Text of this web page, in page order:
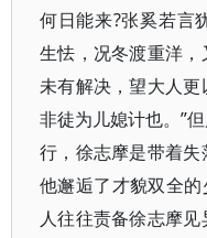
何日能来?张奚若言
生怯，况冬渡重洋
未有解决，望大人更
非徒为儿媳计也。”
行，徐志摩是带着失
他邂逅了才貌双全
人往往责备徐志摩见